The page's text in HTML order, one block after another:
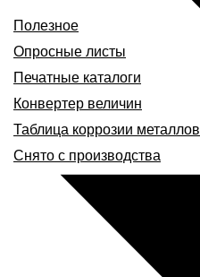
Полезное
Опросные листы
Печатные каталоги
Конвертер величин
Таблица коррозии металлов
Снято с производства